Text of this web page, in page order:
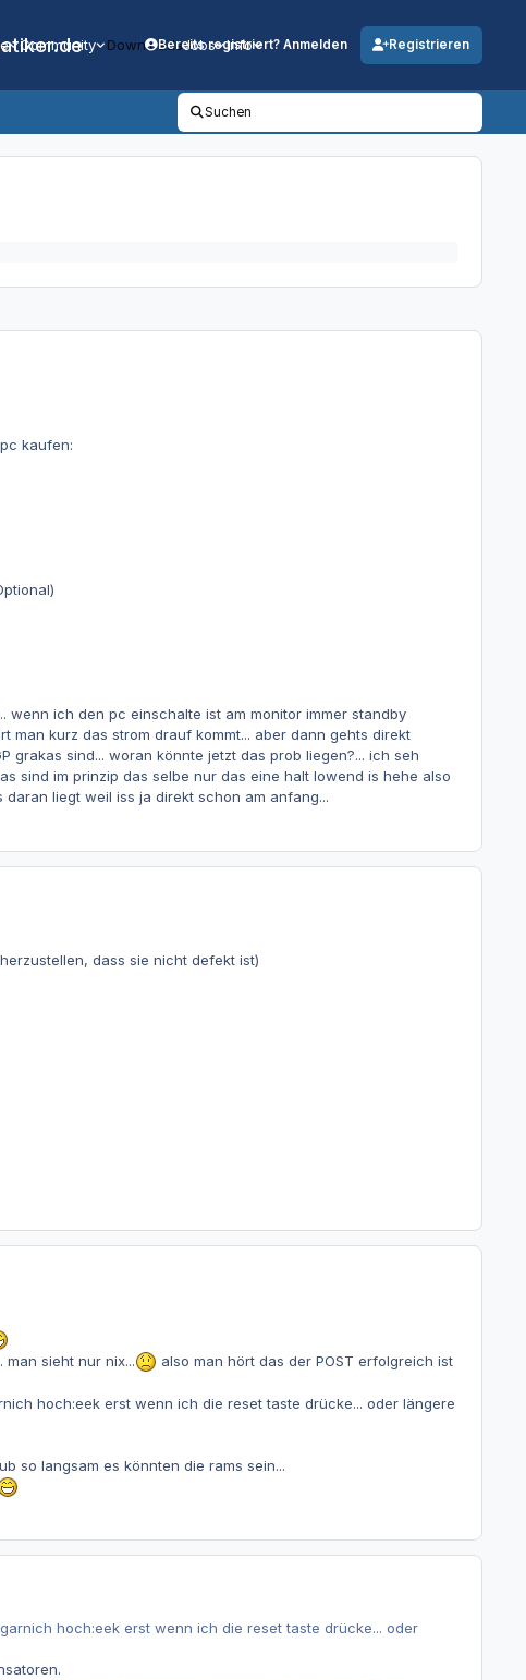
Community DownloadsJobs Info
Bereits registriert? Anmelden Registrieren
Suchen
kaufen:
wenn ich den pc einschalte ist am monitor immer standby
kurz das strom drauf kommt... aber dann gehts direkt
grakas sind... woran könnte jetzt das prob liegen?... ich seh
sind im prinzip das selbe nur das eine halt lowend is hehe also
liegt weil iss ja direkt schon am anfang...
dass sie nicht defekt ist)
sieht nur nix...
also man hört das der POST erfolgreich ist
hoch:eek erst wenn ich die reset taste drücke... oder längere
so langsam es könnten die rams sein...
hoch:eek erst wenn ich die reset taste drücke... oder